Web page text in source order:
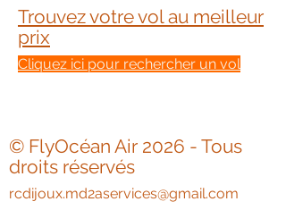
Trouvez votre vol au meilleur
prix
Cliquez ici pour rechercher un vol
© FlyOcéan Air 2026 - Tous
droits réservés
rcdijoux.md2aservices@gmail.com